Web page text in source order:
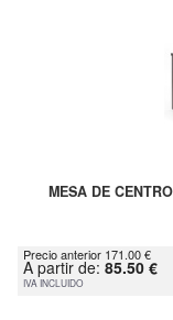
MESA DE
Precio anterior 171.00 €
A partir de: 85.50 €
IVA INCLUIDO